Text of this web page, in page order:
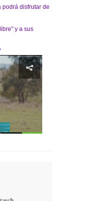
podrá disfrutar de
y a sus